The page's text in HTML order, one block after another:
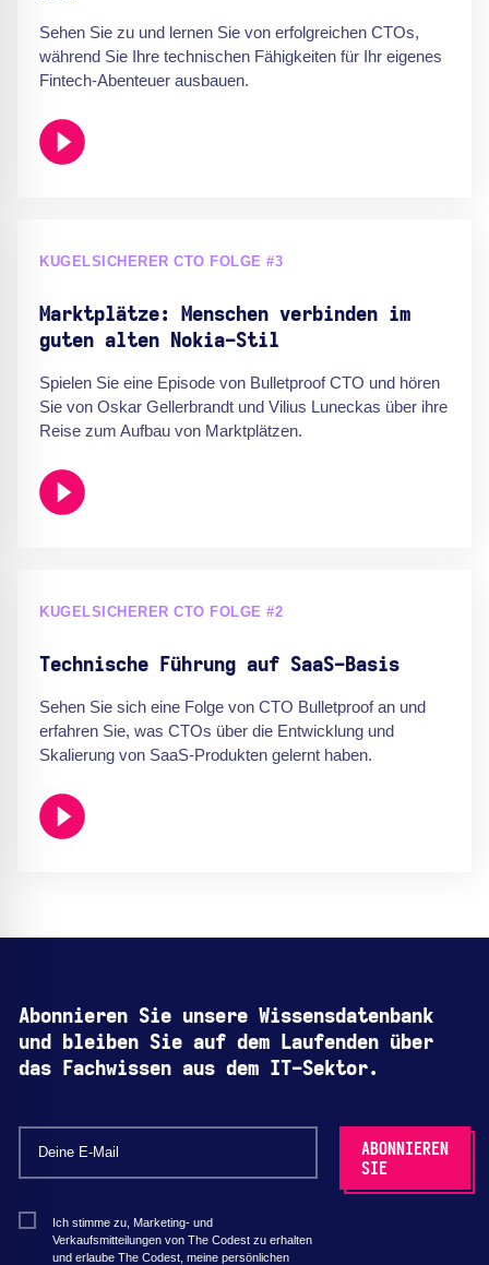
Sehen Sie zu und lernen Sie von erfolgreichen CTOs,
während Sie Ihre technischen Fähigkeiten für Ihr eigenes
Fintech-Abenteuer ausbauen.
KUGELSICHERER CTO FOLGE #3
Marktplätze: Menschen verbinden im
guten alten Nokia-Stil
Spielen Sie eine Episode von Bulletproof CTO und hören
Sie von Oskar Gellerbrandt und Vilius Luneckas über ihre
Reise zum Aufbau von Marktplätzen.
KUGELSICHERER CTO FOLGE #2
Technische Führung auf SaaS-Basis
Sehen Sie sich eine Folge von CTO Bulletproof an und
erfahren Sie, was CTOs über die Entwicklung und
Skalierung von SaaS-Produkten gelernt haben.
Abonnieren Sie unsere Wissensdatenbank
und bleiben Sie auf dem Laufenden über
das Fachwissen aus dem IT-Sektor.
Ich stimme zu, Marketing- und
Verkaufsmitteilungen von The Codest zu erhalten
und erlaube The Codest, meine persönlichen